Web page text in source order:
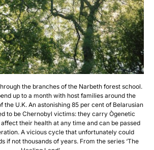
the branches of the Narbeth forest school.
up to a month with host families around the
the U.K. An astonishing 85 per cent of Belarusian
to be Chernobyl victims: they carry Ògenetic
their health at any time and can be passed
A vicious cycle that unfortunately could
if not thousands of years. From the series ‘The